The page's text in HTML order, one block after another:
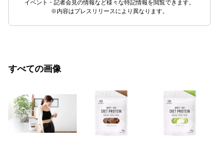
イベント・記者会見の情報など様々な特記情報を閲覧できます。
※内容はプレスリリースにより異なります。
すべての画像